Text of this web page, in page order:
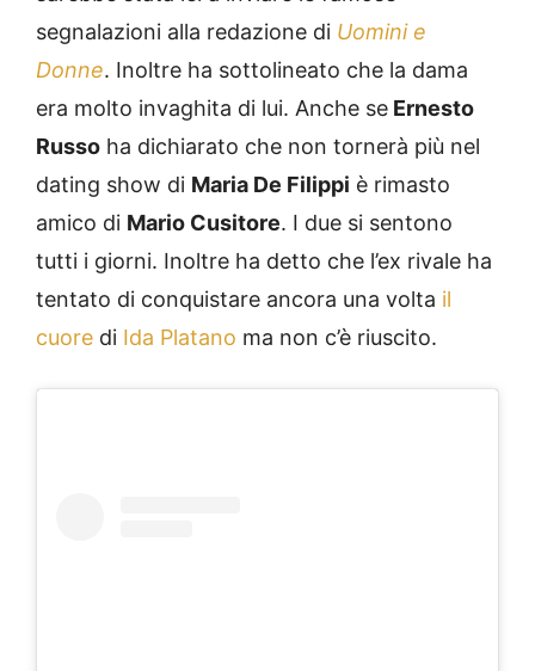
segnalazioni alla redazione di Uomini e
Donne. Inoltre ha sottolineato che la dama
era molto invaghita di lui. Anche se Ernesto
Russo ha dichiarato che non tornerà più nel
dating show di Maria De Filippi è rimasto
amico di Mario Cusitore. I due si sentono
tutti i giorni. Inoltre ha detto che l’ex rivale ha
tentato di conquistare ancora una volta il
cuore di Ida Platano ma non c’è riuscito.